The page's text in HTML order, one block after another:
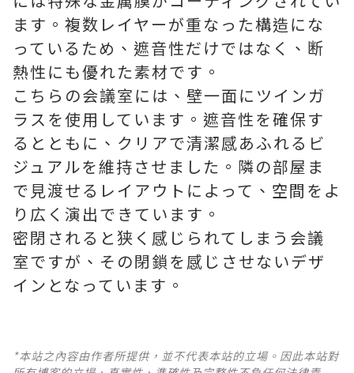
ます。複数レイヤーが重なった構造にな
っているため、遮音性だけではなく、断
熱性にも優れた素材です。
こちらの会議室には、壁一面にツインガ
ラスを使用しています。遮音性を確保す
るとともに、クリアで清潔感あふれるビ
ジュアルを維持させました。隣の部屋ま
で見渡せるレイアウトによって、空間をよ
り広く演出できています。
密閉されると狭く感じられてしまう会議
室ですが、その閉鎖を感じさせないデザ
インとなっています。
*本站之內容由作者所提供，並不代表本站的立場。因此本站對